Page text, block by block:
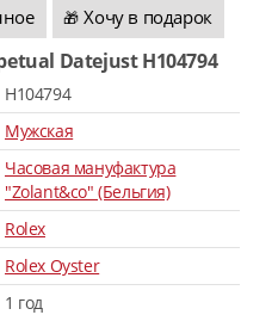
🎁 Хочу в подарок
Datejust H104794
H104794
Мужская
Часовая мануфактура
"Zolant&co" (Бельгия)
Rolex
Rolex Oyster
1 год